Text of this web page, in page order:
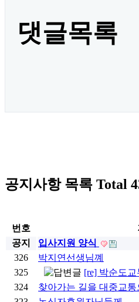
댓글목록
공지사항목록 Total
번호
공지
입사지원 양식
326
박지연선생님꼐
325
[re] 박순도교
324
찾아가는 길을 대중교